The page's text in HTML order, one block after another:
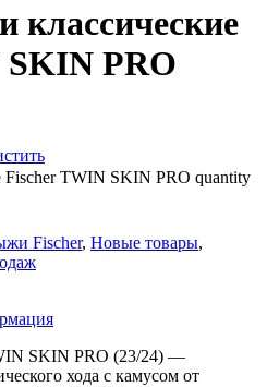
классические
PRO
Fischer TWIN SKIN PRO quantity
Fischer, Новые товары,
SKIN PRO (23/24) —
хода с камусом от